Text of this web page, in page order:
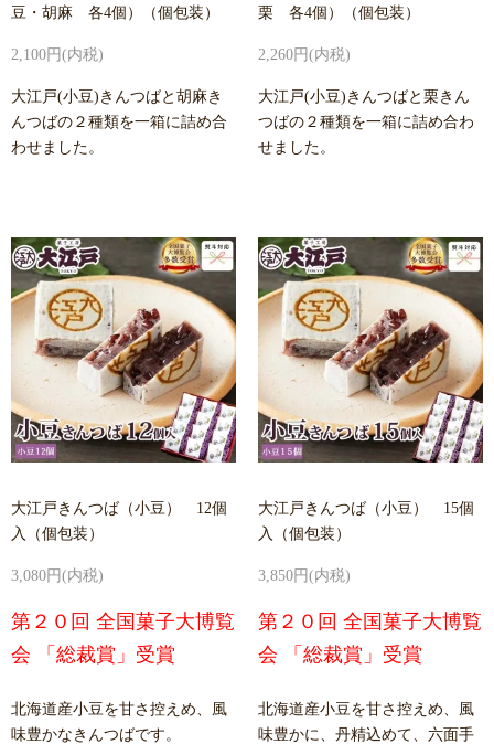
豆・胡麻 各4個）（個包装）
2,100円(内税)
大江戸(小豆)きんつばと胡麻き
んつばの２種類を一箱に詰め合
わせました。
栗 各4個）（個包装）
2,260円(内税)
大江戸(小豆)きんつばと栗きん
つばの２種類を一箱に詰め合わ
せました。
大江戸きんつば（小豆） 12個
入（個包装）
3,080円(内税)
第２０回 全国菓子大博覧
会 「総裁賞」受賞
北海道産小豆を甘さ控えめ、風
味豊かなきんつばです。
大江戸きんつば（小豆） 15個
入（個包装）
3,850円(内税)
第２０回 全国菓子大博覧
会 「総裁賞」受賞
北海道産小豆を甘さ控えめ、風
味豊かに、丹精込めて、六面手